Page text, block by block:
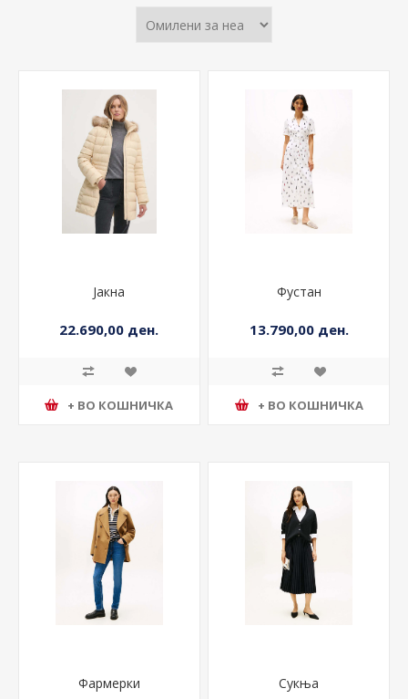
Јакна
22.690,00 ден.
+ ВО КОШНИЧКА
Фустан
13.790,00 ден.
+ ВО КОШНИЧКА
Фармерки Сукња